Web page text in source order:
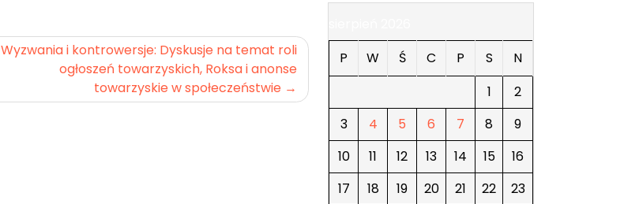
Wyzwania i kontrowersje: Dyskusje na temat roli
ogłoszeń towarzyskich, Roksa i anonse
towarzyskie w społeczeństwie
P
W Ś C P S
N
1
2
3
4 5 6 7 8
9
10
11 12 13 14 15
16
17
18 19 20 21 22
23